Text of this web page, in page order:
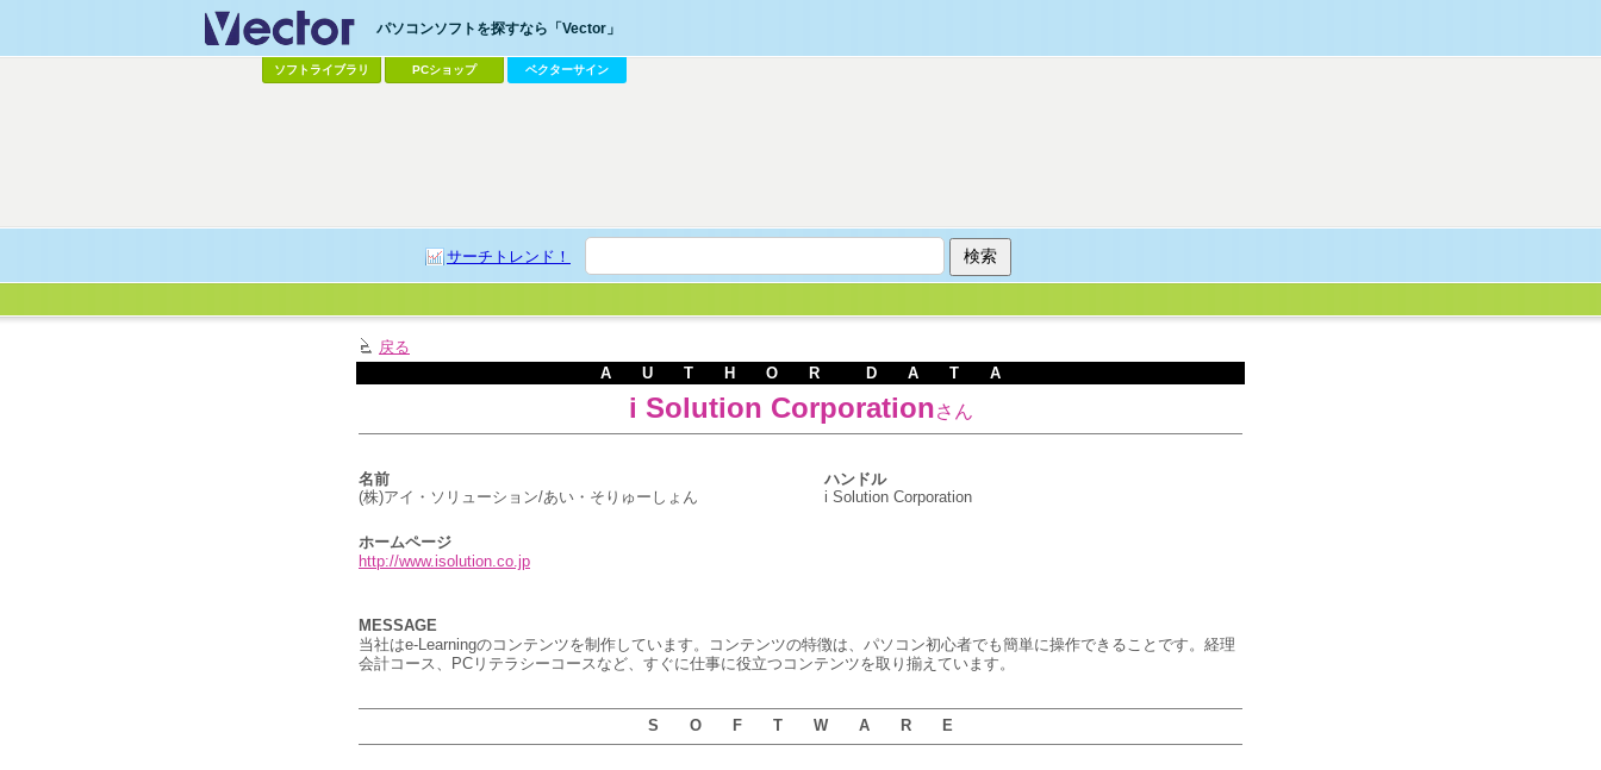
パソコンソフトを探すなら「Vector」
ソフトライブラリ PCショップ ベクターサイン
サーチトレンド！
戻る
A U T H O R D A T A
i Solution Corporationさん
名前
(株)アイ・ソリューション/あい・そりゅーしょん
ハンドル
i Solution Corporation
ホームページ
http://www.isolution.co.jp
MESSAGE
当社はe-Learningのコンテンツを制作しています。コンテンツの特徴は、パソコン初心者でも簡単に操作できることです。経理
会計コース、PCリテラシーコースなど、すぐに仕事に役立つコンテンツを取り揃えています。
S O F T W A R E